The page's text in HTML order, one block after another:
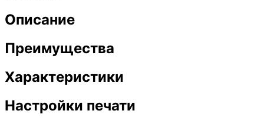
Описание
Преимущества
Характеристики
Настройки печати